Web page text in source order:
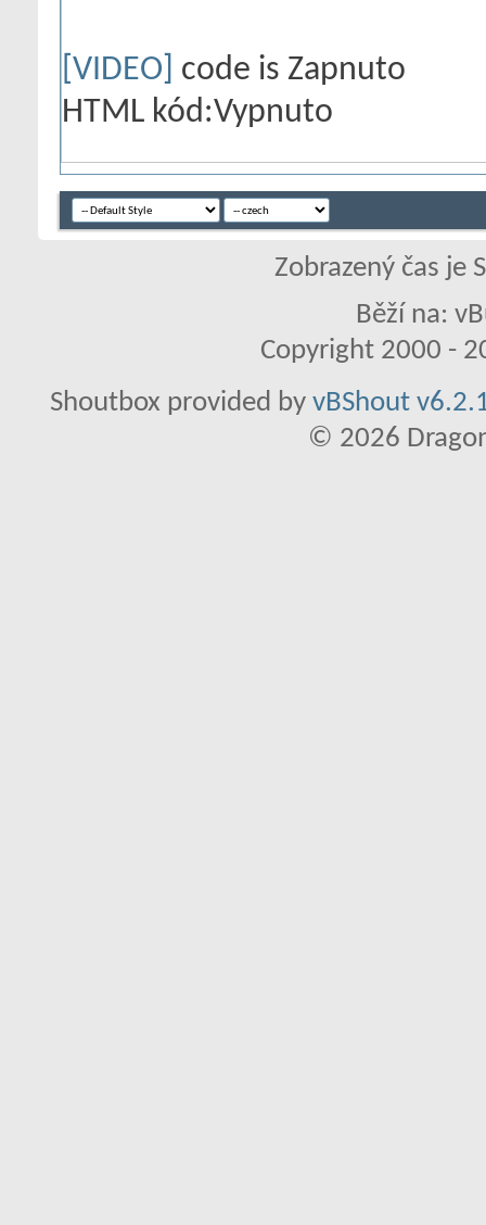
[VIDEO] code is Zapnuto
HTML kód:Vypnuto
Zobrazený čas je
Běží na:
Copyright 2000 -
Shoutbox provided by vBShout
© 2026